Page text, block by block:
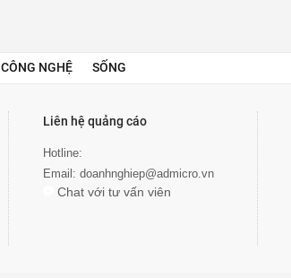
CÔNG NGHỆ SỐNG
Liên hệ quảng cáo
Hotline:
Email: doanhnghiep@admicro.vn
Chat với tư vấn viên